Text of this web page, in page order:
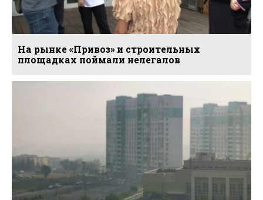
На рынке «Привоз» и строительных
площадках поймали нелегалов